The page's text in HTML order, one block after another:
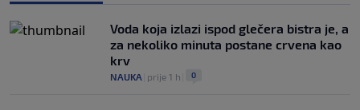
Voda koja izlazi ispod glečera bistra je, a
za nekoliko minuta postane crvena kao
krv
NAUKA prije 1 h 0